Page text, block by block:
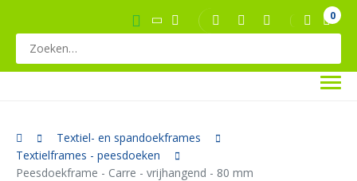
0
Textiel- en spandoekframes
Textielframes - peesdoeken
Peesdoekframe - Carre - vrijhangend - 80 mm